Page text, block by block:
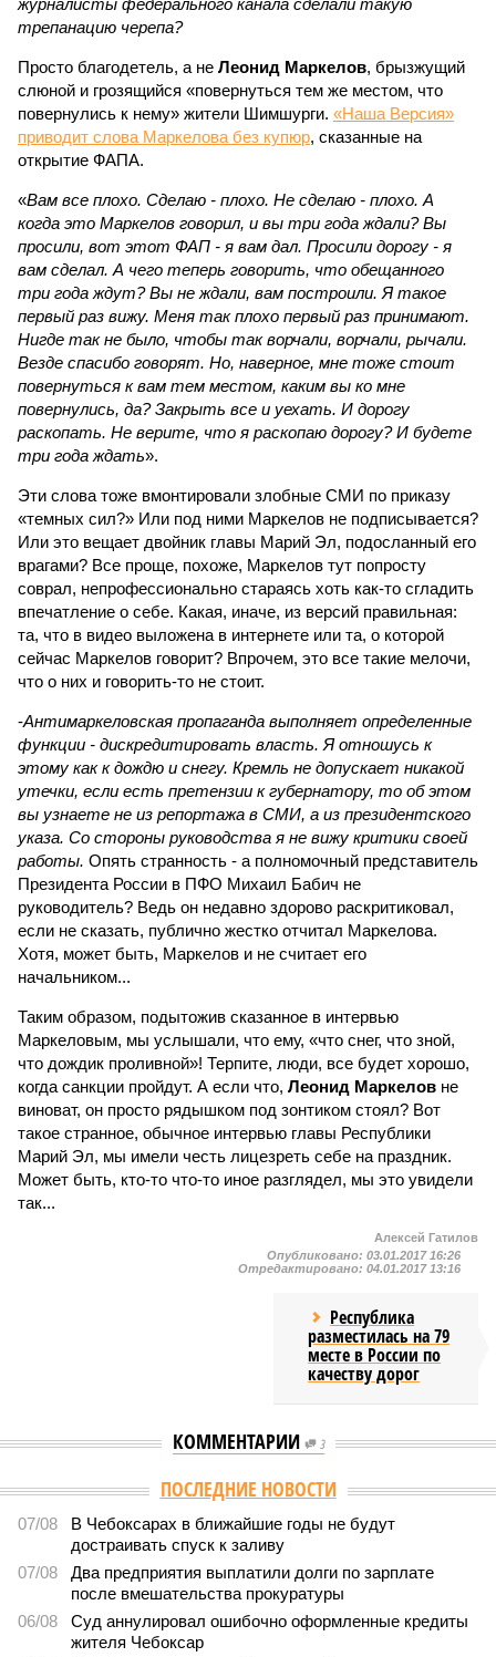
журналисты федерального канала сделали такую
трепанацию черепа?
Просто благодетель, а не Леонид Маркелов, брызжущий
слюной и грозящийся «повернуться тем же местом, что
повернулись к нему» жители Шимшурги. «Наша Версия»
приводит слова Маркелова без купюр, сказанные на
открытие ФАПА.
«Вам все плохо. Сделаю - плохо. Не сделаю - плохо. А
когда это Маркелов говорил, и вы три года ждали? Вы
просили, вот этот ФАП - я вам дал. Просили дорогу - я
вам сделал. А чего теперь говорить, что обещанного
три года ждут? Вы не ждали, вам построили. Я такое
первый раз вижу. Меня так плохо первый раз принимают.
Нигде так не было, чтобы так ворчали, ворчали, рычали.
Везде спасибо говорят. Но, наверное, мне тоже стоит
повернуться к вам тем местом, каким вы ко мне
повернулись, да? Закрыть все и уехать. И дорогу
раскопать. Не верите, что я раскопаю дорогу? И будете
три года ждать».
Эти слова тоже вмонтировали злобные СМИ по приказу
«темных сил?» Или под ними Маркелов не подписывается?
Или это вещает двойник главы Марий Эл, подосланный его
врагами? Все проще, похоже, Маркелов тут попросту
соврал, непрофессионально стараясь хоть как-то сгладить
впечатление о себе. Какая, иначе, из версий правильная:
та, что в видео выложена в интернете или та, о которой
сейчас Маркелов говорит? Впрочем, это все такие мелочи,
что о них и говорить-то не стоит.
-Антимаркеловская пропаганда выполняет определенные
функции - дискредитировать власть. Я отношусь к
этому как к дождю и снегу. Кремль не допускает никакой
утечки, если есть претензии к губернатору, то об этом
вы узнаете не из репортажа в СМИ, а из президентского
указа. Со стороны руководства я не вижу критики своей
работы. Опять странность - а полномочный представитель
Президента России в ПФО Михаил Бабич не
руководитель? Ведь он недавно здорово раскритиковал,
если не сказать, публично жестко отчитал Маркелова.
Хотя, может быть, Маркелов и не считает его
начальником...
Таким образом, подытожив сказанное в интервью
Маркеловым, мы услышали, что ему, «что снег, что зной,
что дождик проливной»! Терпите, люди, все будет хорошо,
когда санкции пройдут. А если что, Леонид Маркелов не
виноват, он просто рядышком под зонтиком стоял? Вот
такое странное, обычное интервью главы Республики
Марий Эл, мы имели честь лицезреть себе на праздник.
Может быть, кто-то что-то иное разглядел, мы это увидели
так...
Алексей Гатилов
Опубликовано: 03.01.2017 16:26
Отредактировано: 04.01.2017 13:16
Республика
разместилась на 79
месте в России по
качеству дорог
КОММЕНТАРИИ 3
Версия //Власть //Роспотребнадзор после проверки отстранил от
работы 20 сотрудников детских лагерей
Роспотребнадзор после проверки отстранил от работы 20
сотрудников детских лагерей
Здоровый отдых